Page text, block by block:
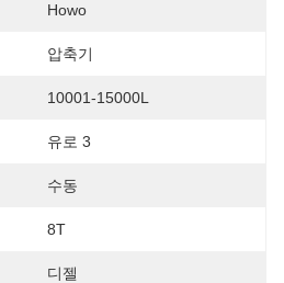
Howo
압축기
10001-15000L
유로 3
수동
8T
디젤